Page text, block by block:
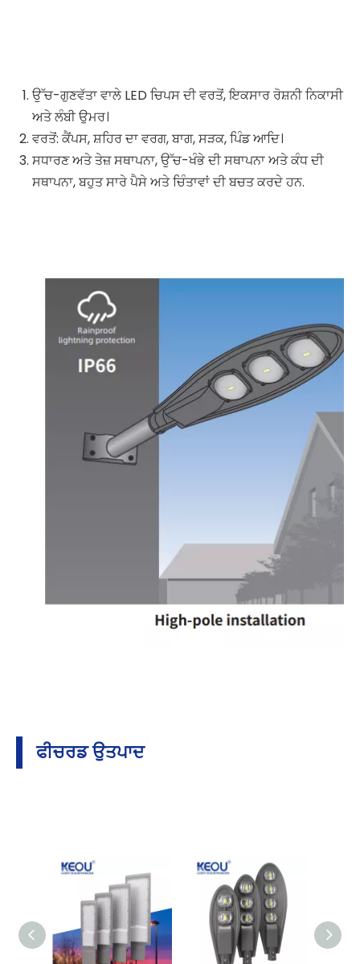
ਉੱਚ-ਗੁਣਵੱਤਾ ਵਾਲੇ LED ਚਿਪਸ ਦੀ ਵਰਤੋਂ, ਇਕਸਾਰ ਰੋਸ਼ਨੀ ਨਿਕਾਸੀ
ਅਤੇ ਲੰਬੀ ਉਮਰ।
ਵਰਤੋਂ: ਕੈਂਪਸ, ਸ਼ਹਿਰ ਦਾ ਵਰਗ, ਬਾਗ, ਸੜਕ, ਪਿੰਡ ਆਦਿ।
ਸਧਾਰਣ ਅਤੇ ਤੇਜ਼ ਸਥਾਪਨਾ, ਉੱਚ-ਖੰਭੇ ਦੀ ਸਥਾਪਨਾ ਅਤੇ ਕੰਧ ਦੀ
ਸਥਾਪਨਾ, ਬਹੁਤ ਸਾਰੇ ਪੈਸੇ ਅਤੇ ਚਿੰਤਾਵਾਂ ਦੀ ਬਚਤ ਕਰਦੇ ਹਨ.
ਫੀਚਰਡ ਉਤਪਾਦ